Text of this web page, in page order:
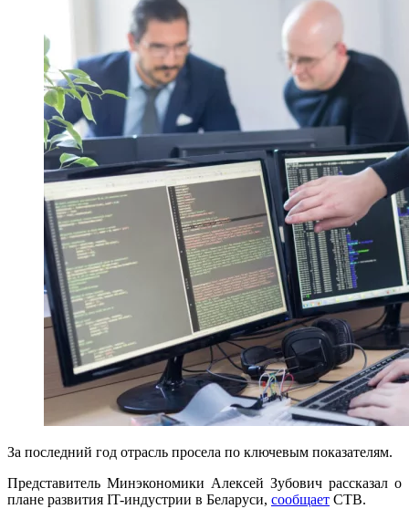
За последний год отрасль просела по ключевым показателям.
Представитель Минэкономики Алексей Зубович рассказал о
плане развития IT-индустрии в Беларуси, сообщает СТВ.